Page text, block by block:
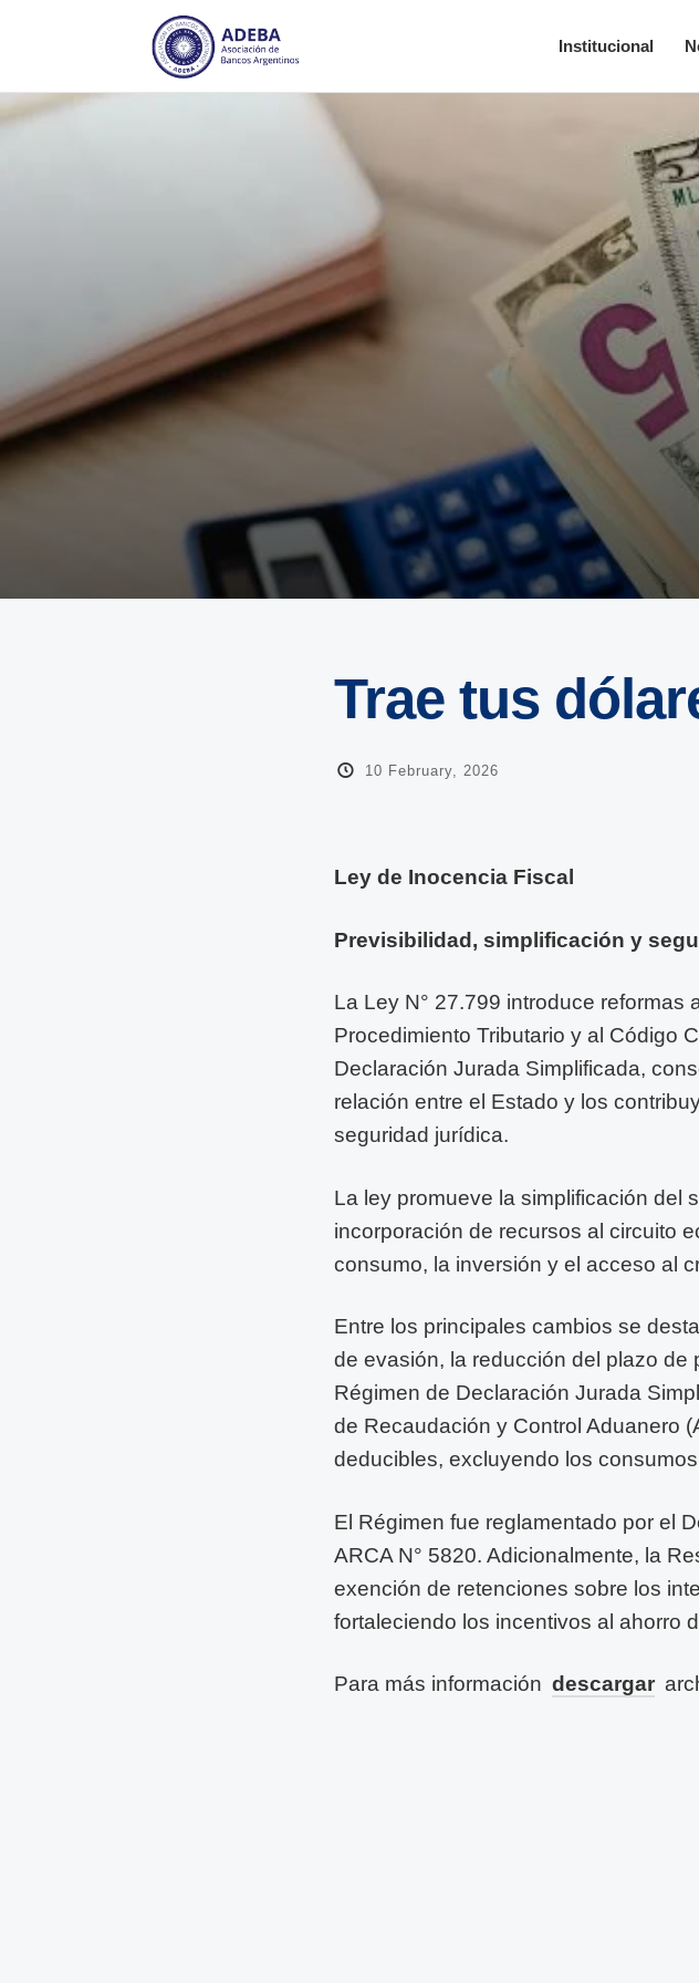
Institucional
Trae tus
10 February, 2026
Ley de Inocencia Fiscal
Previsibilidad, simplificación y
La Ley N° 27.799 introduce reformas
Procedimiento Tributario y al Código
Declaración Jurada Simplificada,
relación entre el Estado y los
seguridad jurídica.
La ley promueve la simplificación del
incorporación de recursos al circuito
consumo, la inversión y el acceso al
Entre los principales cambios se
de evasión, la reducción del plazo de
Régimen de Declaración Jurada
de Recaudación y Control Aduanero
deducibles, excluyendo los
El Régimen fue reglamentado por el
ARCA N° 5820. Adicionalmente, la
exención de retenciones sobre los
fortaleciendo los incentivos al ahorro
Para más información descargar